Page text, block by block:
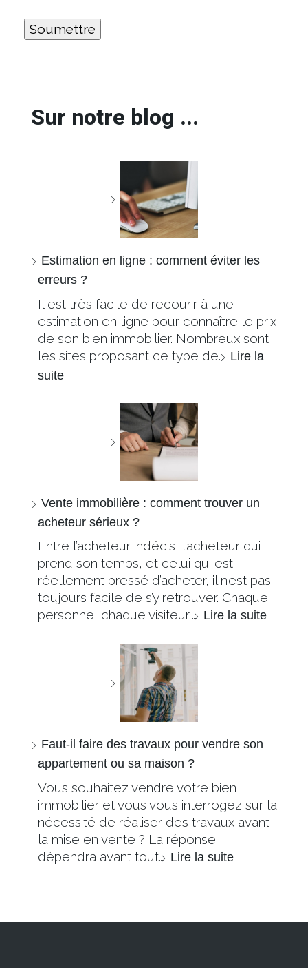
Sur notre blog ...
Estimation en ligne : comment éviter les
erreurs ?
Il est très facile de recourir à une
estimation en ligne pour connaître le prix
de son bien immobilier. Nombreux sont
les sites proposant ce type de… Lire la
suite
Vente immobilière : comment trouver un
acheteur sérieux ?
Entre l’acheteur indécis, l’acheteur qui
prend son temps, et celui qui est
réellement pressé d’acheter, il n’est pas
toujours facile de s’y retrouver. Chaque
personne, chaque visiteur,… Lire la suite
Faut-il faire des travaux pour vendre son
appartement ou sa maison ?
Vous souhaitez vendre votre bien
immobilier et vous vous interrogez sur la
nécessité de réaliser des travaux avant
la mise en vente ? La réponse
dépendra avant tout… Lire la suite